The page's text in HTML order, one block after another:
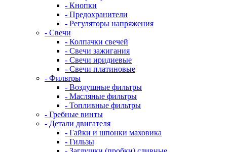
- Кнопки
- Предохранители
- Регуляторы напряжения
- Свечи
- Колпачки свечей
- Свечи зажигания
- Свечи иридиевые
- Свечи платиновые
- Фильтры
- Воздушные фильтры
- Масляные фильтры
- Топливные фильтры
- Гребные винты
- Детали двигателя
- Гайки и шпонки маховика
- Гильзы